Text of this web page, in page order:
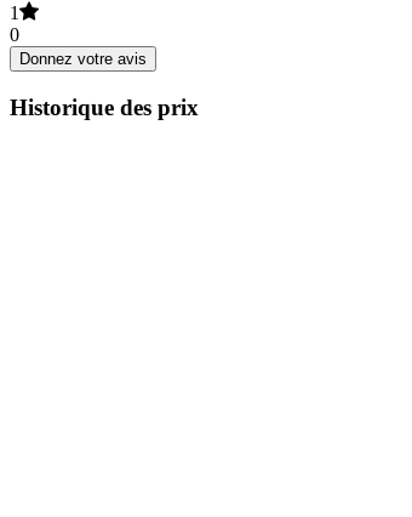
1
0
Donnez votre avis
Historique des prix